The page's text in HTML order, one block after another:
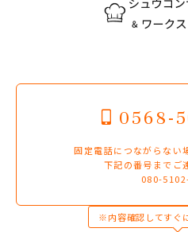
0568-
固定電話につながらない
下記の番号までご
080-
※内容確認してすぐ